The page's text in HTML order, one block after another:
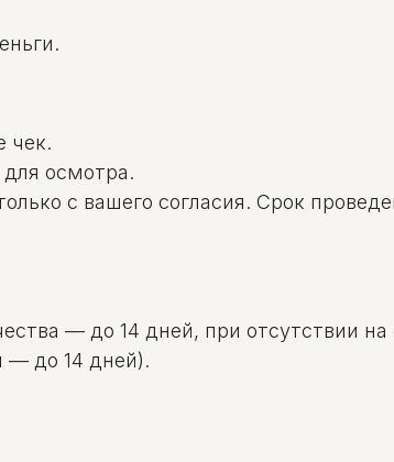
чек.
осмотра.
с вашего согласия. Срок
— до 14 дней, при отсутствии
— до 14 дней).